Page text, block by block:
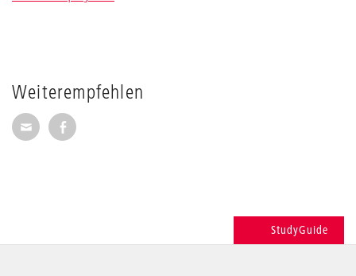
Weiterempfehlen
Seite per E-Mail weiterempfehlen
Seite auf Facebook weiterempfehlen
StudyGuide